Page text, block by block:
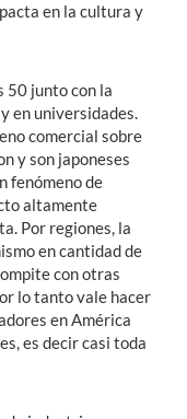
en la cultura y
50 junto con la
en universidades.
comercial sobre
y son japoneses
fenómeno de
altamente
Por regiones, la
en cantidad de
con otras
lo tanto vale hacer
en América
es decir casi toda